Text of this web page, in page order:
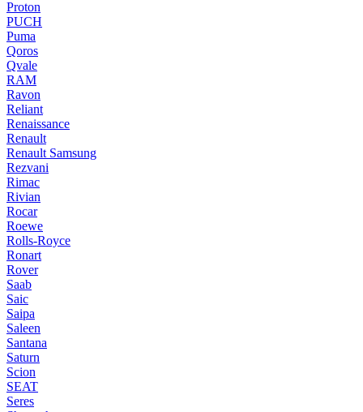
Proton
PUCH
Puma
Qoros
Qvale
RAM
Ravon
Reliant
Renaissance
Renault
Renault Samsung
Rezvani
Rimac
Rivian
Rocar
Roewe
Rolls-Royce
Ronart
Rover
Saab
Saic
Saipa
Saleen
Santana
Saturn
Scion
SEAT
Seres